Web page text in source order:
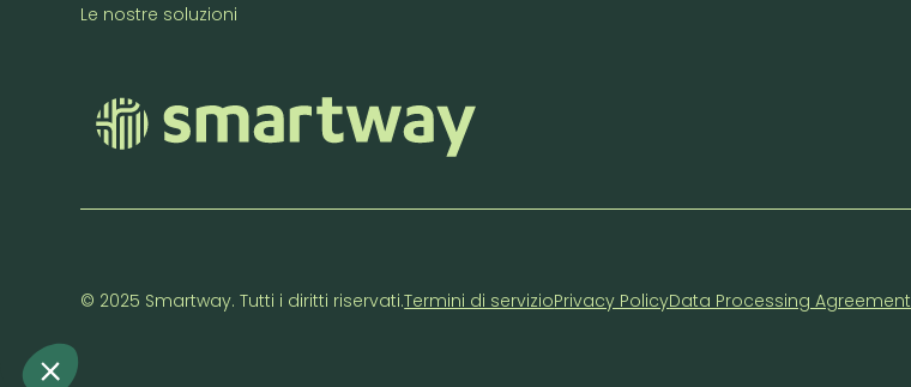
Le nostre soluzioni
© 2025 Smartway. Tutti i diritti riservati.Termini di servizioPrivacy PolicyData Processing Agreement